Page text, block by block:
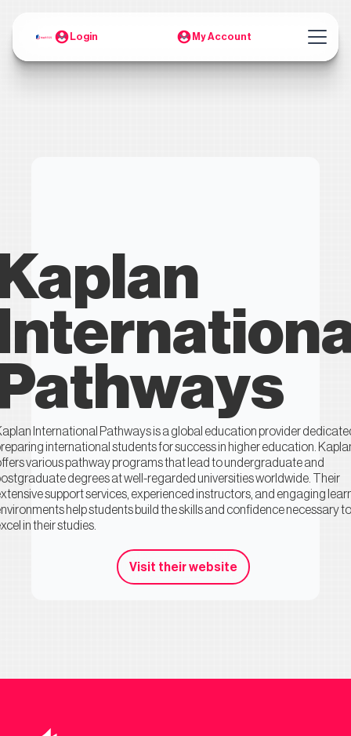
Login My Account
International Pathways is a global education provider
international students for success in higher education.
various pathway programs that lead to undergraduate and
degrees at well-regarded universities worldwide. Their
support services, experienced instructors, and engaging
help students build the skills and confidence necessary to
in their studies.
Visit their website